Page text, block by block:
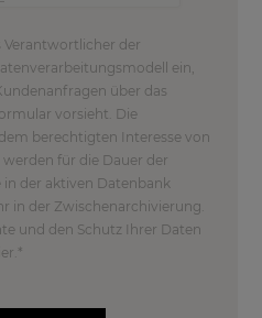
Verantwortlicher der
ein,
über das
vorsieht. Die
berechtigten Interesse von
werden für die Dauer der
der aktiven Datenbank
in der Zwischenarchivierung.
und den Schutz Ihrer Daten